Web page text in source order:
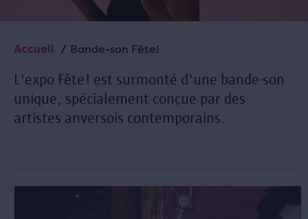
Fil
Accueil Bande-son Fête!
L'expo Fête! est surmonté d'une bande-son
unique, spécialement conçue par des
artistes anversois contemporains.